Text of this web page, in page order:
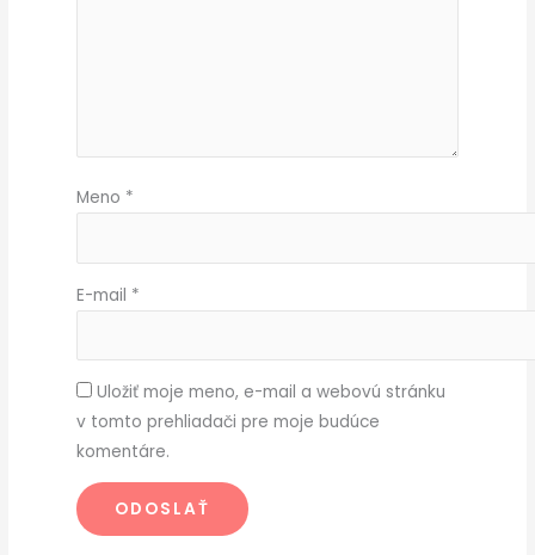
Meno *
E-mail *
Uložiť moje meno, e-mail a webovú stránku
v tomto prehliadači pre moje budúce
komentáre.